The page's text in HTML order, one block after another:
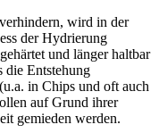
wird in der
der Hydrierung
und länger haltbar
die Entstehung
in Chips und oft auch
auf Grund ihrer
gemieden werden.